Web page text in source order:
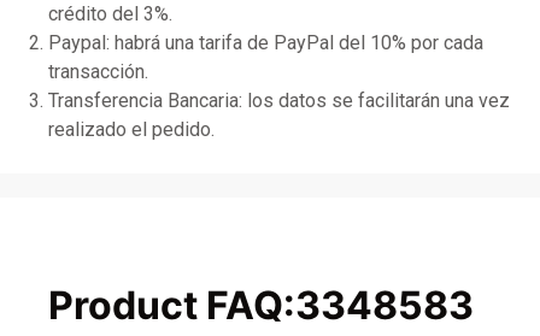
crédito del 3%.
Paypal: habrá una tarifa de PayPal del 10% por cada
transacción.
Transferencia Bancaria: los datos se facilitarán una vez
realizado el pedido.
Product FAQ:3348583